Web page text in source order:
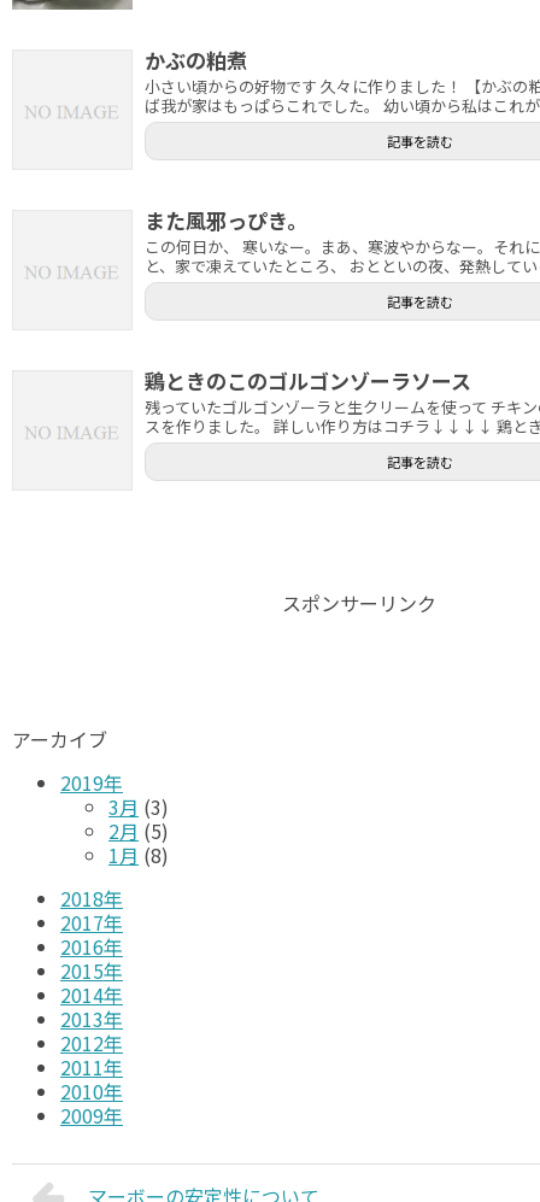
かぶの粕煮
小さい頃からの好物です 久々に作りました！ 【かぶの
ば我が家はもっぱらこれでした。 幼い頃から私はこれ
記事を読む
また風邪っぴき。
この何日か、 寒いなー。まあ、寒波やからなー。それ
と、家で凍えていたところ、 おとといの夜、発熱して
記事を読む
鶏ときのこのゴルゴンゾーラソース
残っていたゴルゴンゾーラと生クリームを使って チキ
スを作りました。 詳しい作り方はコチラ↓↓↓↓ 鶏と
記事を読む
スポンサーリンク
アーカイブ
2019年
3月 (3)
2月 (5)
1月 (8)
2018年
2017年
2016年
2015年
2014年
2013年
2012年
2011年
2010年
2009年
マーボーの安定性について